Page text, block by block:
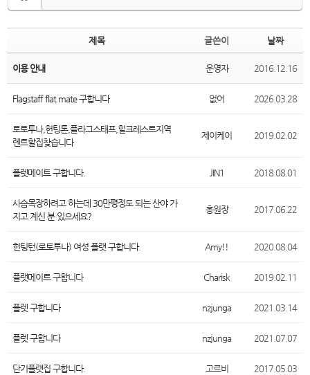
제목 글쓴이 날짜
이용 안내 운영자 2016.12.16
Flagstaff flat mate 구합니다 없어 2026.03.28
로토투나,헌팅톤,플라그스태프,힐크레스트지역
렌트할집찾습니다
제이케이 2019.02.02
플렛메이트 구합니다. JIN1 2018.08.01
사슴목장하려고 하는데 30만평정도 되는 산야 가
지고 계신 분 있으세요?
홍원장 2017.06.22
헌팅턴(로토투나) 여성 플랫 구합니다. Amy!! 2020.08.04
플랫메이트 구합니다 Charisk 2019.02.11
플렛 구합니다 nzjunga 2021.03.14
플렛 구합니다 nzjunga 2021.07.07
단기플랫집 구합니다. 고르비 2017.05.03